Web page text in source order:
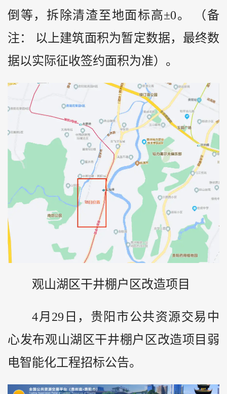
倒等，拆除清渣至地面标高±0。 （备
注： 以上建筑面积为暂定数据，最终数
据以实际征收签约面积为准）。
观山湖区干井棚户区改造项目
4月29日，贵阳市公共资源交易中
心发布观山湖区干井棚户区改造项目弱
电智能化工程招标公告。